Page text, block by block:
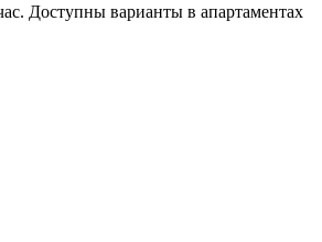
Доступны варианты в апартаментах